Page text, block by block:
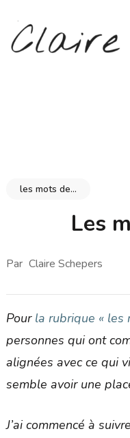
contenu
les mots de...
Les
Par Claire Schepers
Pour la rubrique « les
personnes qui ont
alignées avec ce qui
semble avoir une
J’ai commencé à